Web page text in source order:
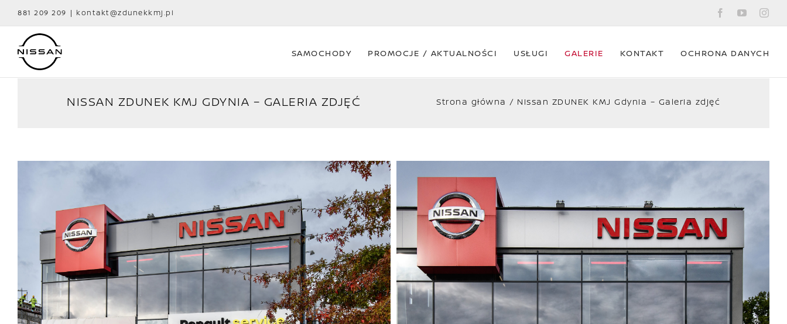
zawartości
881 209 209 | kontakt@zdunekkmj.pl Facebook
YouTube
SAMOCHODY PROMOCJE / AKTUALNOŚCI USŁUGI GALERIE KONTAKT OCHRONA DANYCH
NISSAN ZDUNEK KMJ GDYNIA – GALERIA ZDJĘĆ Strona główna Nissan ZDUNEK KMJ Gdynia – Galeria zdjęć